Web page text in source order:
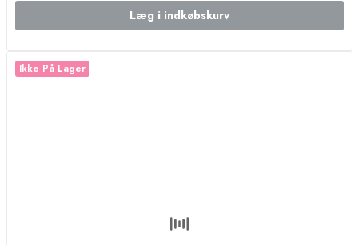
Læg i indkøbskurv
Ikke På Lager